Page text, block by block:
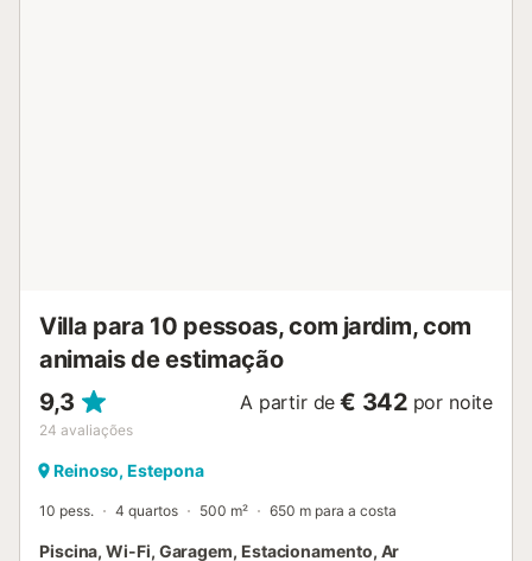
Villa para 10 pessoas, com jardim, com
animais de estimação
9,3
24 avaliações
A partir de € 342 por noite
Reinoso, Estepona
10 pess. 4 quartos 500 m² 650 m para a costa
Piscina, Wi-Fi, Garagem, Estacionamento, Ar